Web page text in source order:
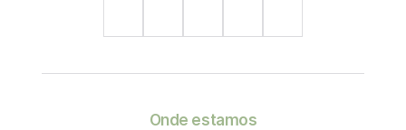
Onde estamos